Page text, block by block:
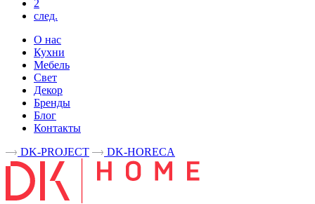
2
след.
О нас
Кухни
Мебель
Свет
Декор
Бренды
Блог
Контакты
DK-PROJECT
DK-HORECA